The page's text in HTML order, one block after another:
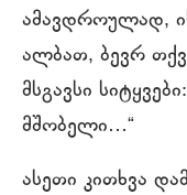
ამავდროულად,
ალბათ, ბევრ
მსგავსი
მშობელი…“
ასეთი კითხვა